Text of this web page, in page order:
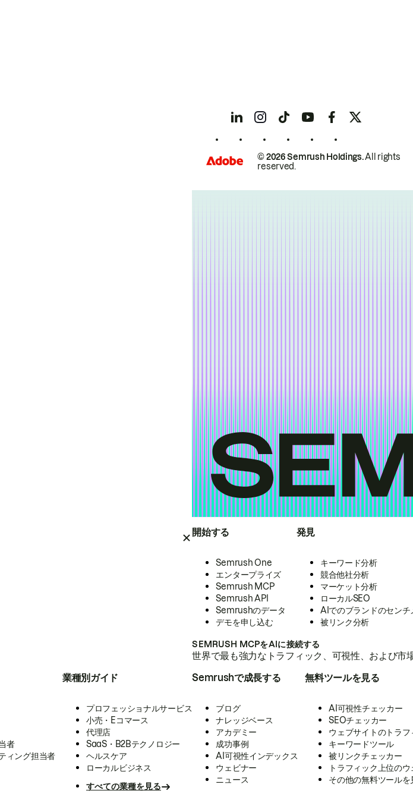
開始する
Semrush One
エンタープライズ
Semrush MCP
Semrush API
Semrushのデータ
デモを申し込む
発見
キーワード分析
競合他社分析
マーケット分析
ローカルSEO
AIでのブランドのセンチ
被リンク分析
SEMRUSH MCPをAIに接続する
世界で最も強力なトラフィック、可視性、および
者
ィング担当者
業種別ガイド
プロフェッショナルサービス
小売・Eコマース
代理店
SaaS・B2Bテクノロジー
ヘルスケア
ローカルビジネス
すべての業種を見る
Semrushで成長する
ブログ
ナレッジベース
アカデミー
成功事例
AI可視性インデックス
ウェビナー
ニュース
無料ツールを見る
AI可視性チェッカー
SEOチェッカー
ウェブサイトのトラ
キーワードツール
被リンクチェッカー
トラフィック上位の
その他の無料ツールを
© 2026 Semrush Holdings.All rights
reserved.